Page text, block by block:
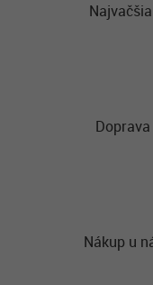
Nákup u